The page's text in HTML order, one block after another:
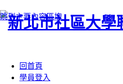
跳到主要內容區塊
回首頁
學員登入